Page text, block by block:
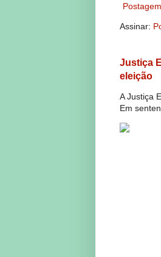
Assinar:
Justiça
eleição
A Justiça
Em